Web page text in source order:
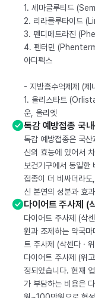
1. 세마글루티드
2. 리라클루타이드
3. 펜디메트라진
4. 펜터민
아디펙스
- 지방흡수억제제 (제
1. 올리스타트
운, 올리엣
독감 예방접종 국
독감 예방접종은 국
신의 효능에 있어서
보건기구에서 동일한
접종이 더 비싸더라
신 본연의 성분과 효
다이어트 주사제 (
다이어트 주사제 (삭
원과 조제하는 약국
트 주사제 (삭센다 ·
다이어트 주사제 (위
정되었습니다. 현재
가 부담하는 비용은